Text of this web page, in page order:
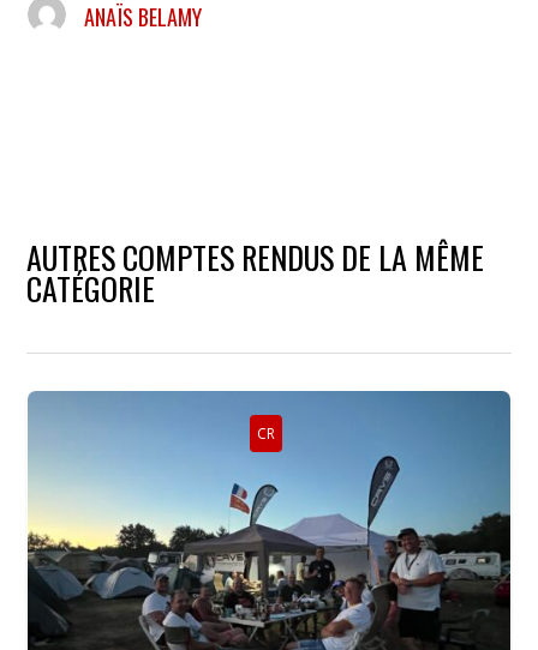
ANAÏS BELAMY
AUTRES COMPTES RENDUS DE LA MÊME
CATÉGORIE
CR